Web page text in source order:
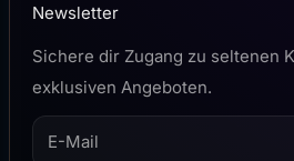
Newsletter
Sichere dir Zugang zu seltenen
exklusiven Angeboten.